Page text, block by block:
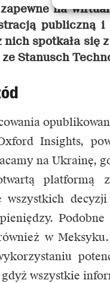
na
publiczną i
nich spotkała się
Stanusch
Insights,
na Ukrainę,
platformą
wszystkich
w
wszystkie